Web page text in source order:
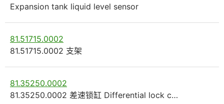
Expansion tank liquid level sensor
81.51715.0002
81.51715.0002 支架
81.35250.0002
81.35250.0002 差速锁缸 Differential lock c…